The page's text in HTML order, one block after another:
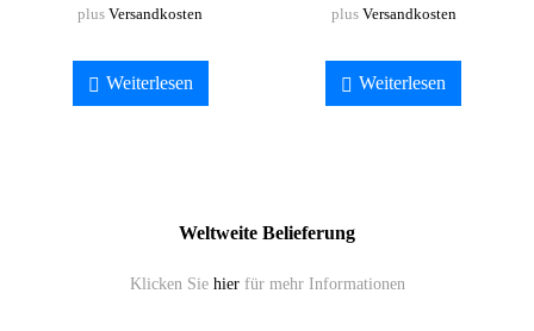
plusVersandkosten
Weiterlesen
plus Versandkosten
Weiterlesen
Weltweite Belieferung
Klicken Sie hierfür mehr Informationen